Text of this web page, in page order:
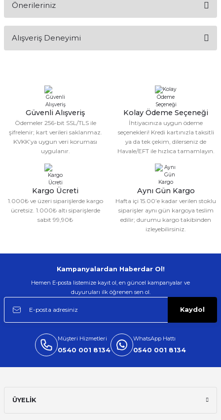
Önerileriniz
konularda yetersiz gördüğünüz noktaları öneri formunu
kullanarak tarafımıza iletebilirsiniz.
Ürün resmi kalitesiz, bozuk veya görüntülenemiyor.
Ürün açıklamasında eksik bilgiler bulunuyor.
Ürün bilgilerinde hatalar bulunuyor.
Ürün fiyatı diğer sitelerden daha pahalı.
Bu ürüne benzer farklı alternatifler olmalı.
Gönder
Alışveriş Deneyimi
Deneyimini Paylaş
Güvenli Alışveriş
Ödemeler 256-bit SSL/TLS ile
şifrelenir; kart verileri saklanmaz.
KVKK’ya uygun veri koruması
uygulanır.
Kolay Ödeme Seçeneği
İhtiyacınıza uygun ödeme
seçenekleri! Kredi kartınızla taksitli
ya da tek çekim, dilerseniz de
Havale/EFT ile hızlıca tamamlayın.
Kargo Ücreti
1.000₺ ve üzeri siparişlerde kargo
ücretsiz. 1.000₺ altı siparişlerde
sabit 99,90₺
Aynı Gün Kargo
Hafta içi 15.00’e kadar verilen stoklu
siparişler aynı gün kargoya teslim
edilir; durumu kargo takibinden
izleyebilirsiniz.
Kampanyalardan Haberdar Ol!
Hemen E-posta listemize kayıt ol, en güncel kampanyalar ve
duyuruları ilk öğrenen sen ol.
Kaydol
Müşteri Hizmetleri
0540 001 8134
WhatsApp Hattı
0540 001 8134
ÜYELİK